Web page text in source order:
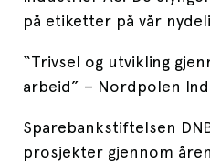
på etiketter på vår
“Trivsel og utvikling
arbeid” – Nordpolen
Sparebankstiftelsen
prosjekter gjennom